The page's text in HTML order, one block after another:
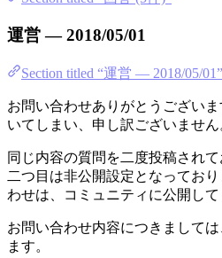
運営 — 2018/05/01
Section titled “運営 — 2018/05/01”
お問い合わせありがとうござい
いてしまい、申し訳ございません
同じ内容の質問を二度投稿され
二つ目は非公開設定となってお
わせは、コミュニティに公開して
お問い合わせ内容につきまして
ます。